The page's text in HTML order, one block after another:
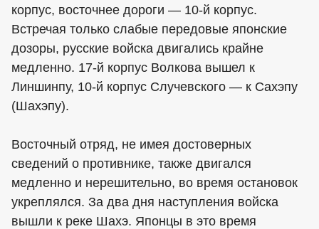
корпус, восточнее дороги — 10-й корпус.
Встречая только слабые передовые японские
дозоры, русские войска двигались крайне
медленно. 17-й корпус Волкова вышел к
Линшинпу, 10-й корпус Случевского — к Сахэпу
(Шахэпу).
Восточный отряд, не имея достоверных
сведений о противнике, также двигался
медленно и нерешительно, во время остановок
укреплялся. За два дня наступления войска
вышли к реке Шахэ. Японцы в это время